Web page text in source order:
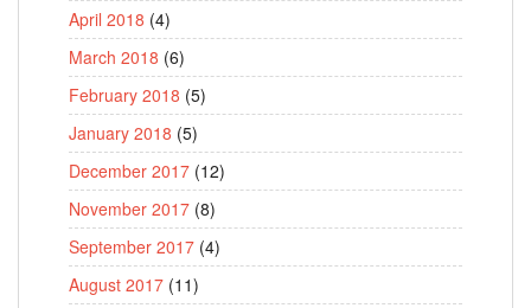
April 2018 (4)
March 2018 (6)
February 2018 (5)
January 2018 (5)
December 2017 (12)
November 2017 (8)
September 2017 (4)
August 2017 (11)